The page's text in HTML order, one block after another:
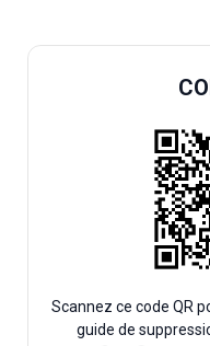
Scannez ce code QR
guide de